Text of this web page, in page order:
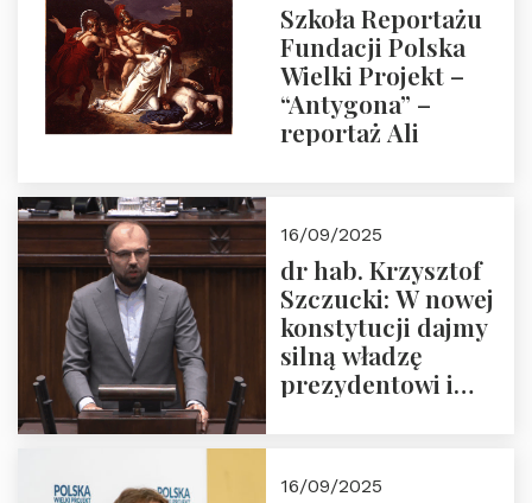
Szkoła Reportażu
Fundacji Polska
Wielki Projekt –
“Antygona” –
reportaż Ali
16/09/2025
dr hab. Krzysztof
Szczucki: W nowej
konstytucji dajmy
silną władzę
prezydentowi i
16/09/2025